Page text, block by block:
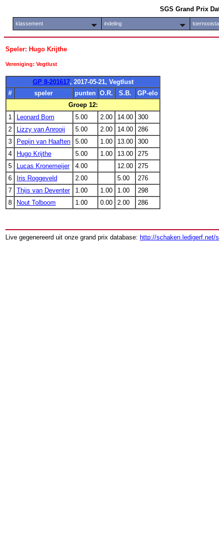
SGS Grand Prix
klassement indeling
Speler: Hugo Krijthe
Vereniging: Vegtlust
GP 8-201617, 2017-05-21, Vegtlust
#
speler punten O.R. S.B.
GP-elo
Groep 12:
1
Leonard Born 5.00 2.00 14.00
300
2
Lizzy van Anrooij 5.00 2.00 14.00
286
3
Pepijn van Haaften 5.00 1.00 13.00
300
4
Hugo Krijthe 5.00 1.00 13.00
275
5
Lucas Kronemeijer 4.00 12.00
275
6
Iris Roggeveld 2.00 5.00
276
7
Thijs van Deventer 1.00 1.00 1.00
298
8
Nout Tolboom 1.00 0.00 2.00 286
Live gegenereerd uit onze grand prix database: http://schaken.ledigerf.net/